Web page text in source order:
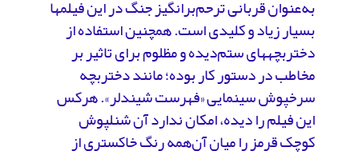
به‌عنوان قربانی ترحم‌برانگیز جنگ در این فیلم­ها
بسیار زیاد و کلیدی است. همچنین استفاده از
دختربچه­های ستم‌دیده و مظلوم برای تاثیر بر
مخاطب در دستور کار بوده؛ مانند دختربچه
سرخ­پوش سینمایی «فهرست شیندلر». هرکس
این فیلم را دیده، امکان ندارد آن شنل­پوش
کوچک قرمز را میان آن‌همه رنگ خاکستری از